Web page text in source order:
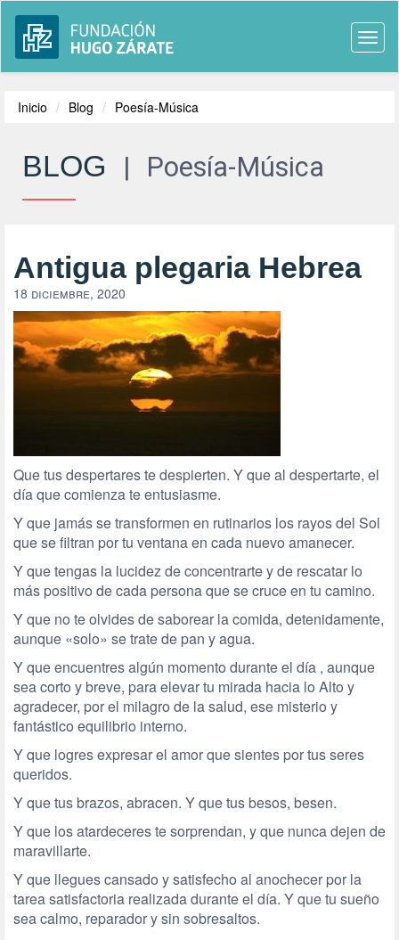
Inicio Blog Poesía-Música
BLOG | Poesía-Música
Antigua plegaria Hebrea
18 diciembre, 2020
Que tus despertares te despierten. Y que al despertarte, el
día que comienza te entusiasme.
Y que jamás se transformen en rutinarios los rayos del Sol
que se filtran por tu ventana en cada nuevo amanecer.
Y que tengas la lucidez de concentrarte y de rescatar lo
más positivo de cada persona que se cruce en tu camino.
Y que no te olvides de saborear la comida, detenidamente,
aunque «solo» se trate de pan y agua.
Y que encuentres algún momento durante el día , aunque
sea corto y breve, para elevar tu mirada hacia lo Alto y
agradecer, por el milagro de la salud, ese misterio y
fantástico equilibrio interno.
Y que logres expresar el amor que sientes por tus seres
queridos.
Y que tus brazos, abracen. Y que tus besos, besen.
Y que los atardeceres te sorprendan, y que nunca dejen de
maravillarte.
Y que llegues cansado y satisfecho al anochecer por la
tarea satisfactoria realizada durante el día. Y que tu sueño
sea calmo, reparador y sin sobresaltos.